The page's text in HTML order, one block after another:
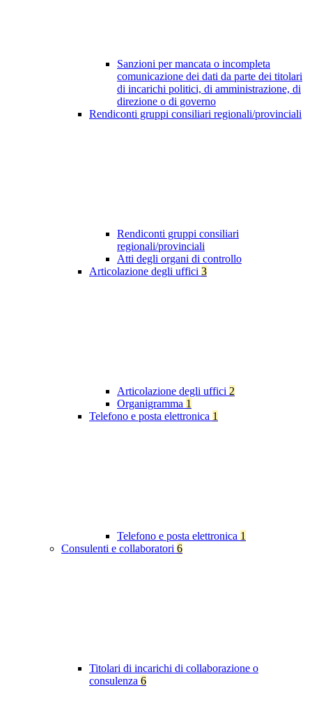
Sanzioni per mancata o incompleta
comunicazione dei dati da parte dei titolari
di incarichi politici, di amministrazione, di
direzione o di governo
Rendiconti gruppi consiliari regionali/provinciali
Rendiconti gruppi consiliari
regionali/provinciali
Atti degli organi di controllo
Articolazione degli uffici 3
Articolazione degli uffici 2
Organigramma 1
Telefono e posta elettronica 1
Telefono e posta elettronica 1
Consulenti e collaboratori 6
Titolari di incarichi di collaborazione o
consulenza 6